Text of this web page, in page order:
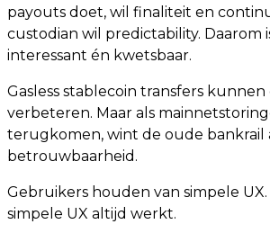
payouts doet, wil finaliteit en
custodian wil predictability. Daarom
interessant én kwetsbaar.
Gasless stablecoin transfers
verbeteren. Maar als
terugkomen, wint de oude bankrail
betrouwbaarheid.
Gebruikers houden van simpele
simpele UX altijd werkt.